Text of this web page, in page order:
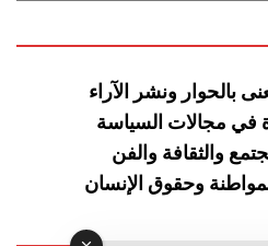
بالحوار ونشر
الآراء
في مجالات السياسة
والثقافة والفن
وحقوق الإنسان